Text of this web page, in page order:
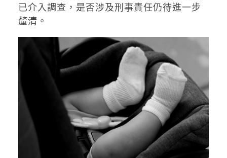
已介入調查，是否涉及刑事責任仍待進一步
釐清。